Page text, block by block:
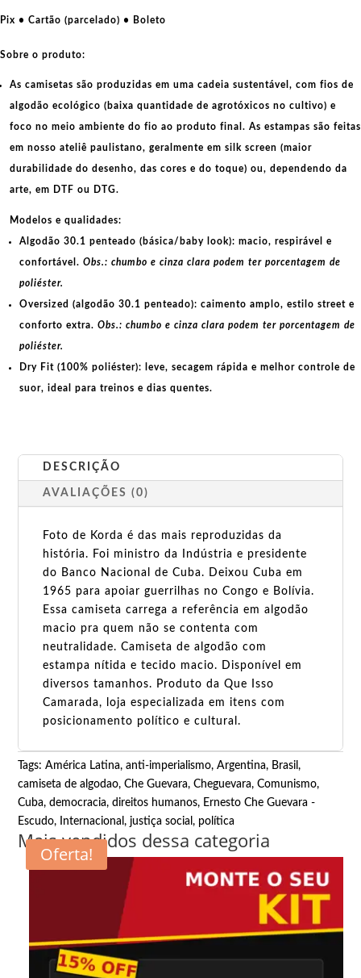
Escudo
Pix • Cartão (parcelado) • Boleto
Sobre o produto:
As camisetas são produzidas em uma cadeia sustentável, com fios de
algodão ecológico (baixa quantidade de agrotóxicos no cultivo) e
foco no meio ambiente do fio ao produto final. As estampas são feitas
em nosso ateliê paulistano, geralmente em silk screen (maior
durabilidade do desenho, das cores e do toque) ou, dependendo da
arte, em DTF ou DTG.
Modelos e qualidades:
Algodão 30.1 penteado (básica/baby look): macio, respirável e
confortável. Obs.: chumbo e cinza clara podem ter porcentagem de
poliéster.
Oversized (algodão 30.1 penteado): caimento amplo, estilo street e
conforto extra. Obs.: chumbo e cinza clara podem ter porcentagem de
poliéster.
Dry Fit (100% poliéster): leve, secagem rápida e melhor controle de
suor, ideal para treinos e dias quentes.
DESCRIÇÃO
AVALIAÇÕES (0)
Foto de Korda é das mais reproduzidas da
história. Foi ministro da Indústria e presidente
do Banco Nacional de Cuba. Deixou Cuba em
1965 para apoiar guerrilhas no Congo e Bolívia.
Essa camiseta carrega a referência em algodão
macio pra quem não se contenta com
neutralidade. Camiseta de algodão com
estampa nítida e tecido macio. Disponível em
diversos tamanhos. Produto da Que Isso
Camarada, loja especializada em itens com
posicionamento político e cultural.
Tags:América Latina,anti-imperialismo,Argentina, Brasil,
camiseta de algodao,Che Guevara,Cheguevara,Comunismo,
Cuba,democracia,direitos humanos, Ernesto Che Guevara -
Escudo, Internacional,justiça social, política
Mais vendidos dessa categoria
Oferta!